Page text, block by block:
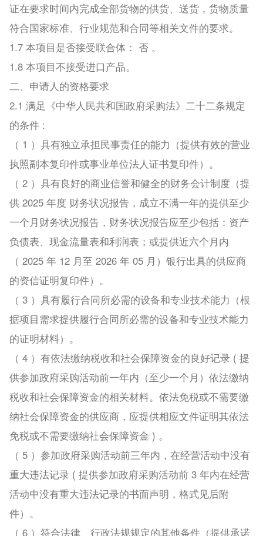
证在要求时间内完成全部货物的供货、送货，货物质量
符合国家标准、行业规范和合同等相关文件的要求。
1.7 本项目是否接受联合体： 否 。
1.8 本项目不接受进口产品。
二、申请人的资格要求
2.1 满足《中华人民共和国政府采购法》二十二条规定
的条件 :
（ 1 ）具有独立承担民事责任的能力（提供有效的营业
执照副本复印件或事业单位法人证书复印件）。
（ 2 ）具有良好的商业信誉和健全的财务会计制度（提
供 2025 年度 财务状况报告，成立不满一年的提供至少
一个月财务状况报告，财务状况报告应至少包括：资产
负债表、现金流量表和利润表；或提供近六个月内
（ 2025 年 12 月至 2026 年 05 月）银行出具的供应商
的资信证明复印件）。
（ 3 ）具有履行合同所必需的设备和专业技术能力（根
据项目需求提供履行合同所必需的设备和专业技术能力
的证明材料）。
（ 4 ）有依法缴纳税收和社会保障资金的良好记录 ( 提
供参加政府采购活动前一年内（至少一个月）依法缴纳
税收和社会保障资金的相关材料。依法免税或不需要缴
纳社会保障资金的供应商，应提供相应文件证明其依法
免税或不需要缴纳社会保障资金 ) 。
（ 5 ）参加政府采购活动前三年内，在经营活动中没有
重大违法记录 ( 提供参加政府采购活动前 3 年内在经营
活动中没有重大违法记录的书面声明，格式见后附
件）。
（ 6 ）符合法律、行政法规规定的其他条件（提供承诺